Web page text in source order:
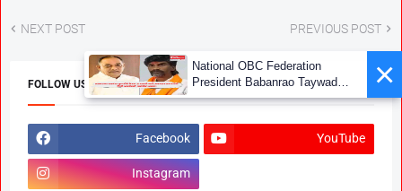
NEXT POST PREVIOUS POST
FOLLOW US
Facebook YouTube
Instagram
×
National OBC Federation
President Babanrao Taywade
Claims Only 27 Kunbi
Marathwada After September 2
GR; Alarming News for Mano